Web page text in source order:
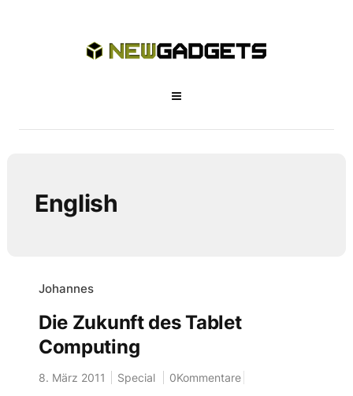
English
Johannes
Die Zukunft des Tablet
Computing
8. März 2011 Special 0Kommentare